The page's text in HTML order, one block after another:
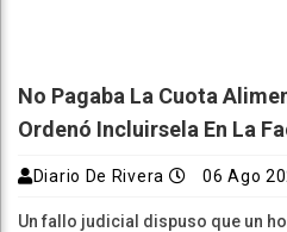
No Pagaba La Cuota
Ordenó Incluirsela En La
Diario De Rivera 06 Ago
Un fallo judicial dispuso que un